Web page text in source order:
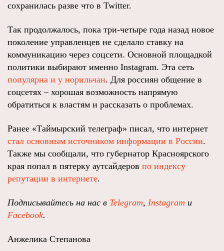
сохранилась разве что в Twitter.
Так продолжалось, пока три-четыре года назад новое
поколение управленцев не сделало ставку на
коммуникацию через соцсети. Основной площадкой
политики выбирают именно Instagram. Эта сеть
популярна и у норильчан. Для россиян общение в
соцсетях – хорошая возможность напрямую
обратиться к властям и рассказать о проблемах.
Ранее «Таймырский телеграф» писал, что интернет
стал основным источником информации в России.
Также мы сообщали, что губернатор Красноярского
края попал в пятерку аутсайдеров по индексу
репутации в интернете.
Подписывайтесь на нас в Telegram, Instagram и
Facebook.
Анжелика Степанова